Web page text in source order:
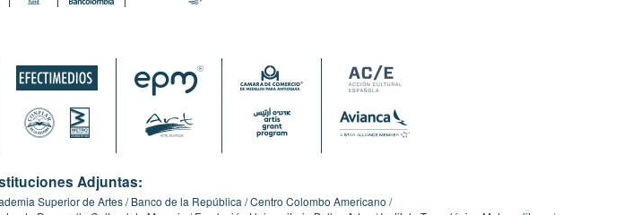
Adjuntas:
Superior de Artes Banco de la República Centro Colombo Americano